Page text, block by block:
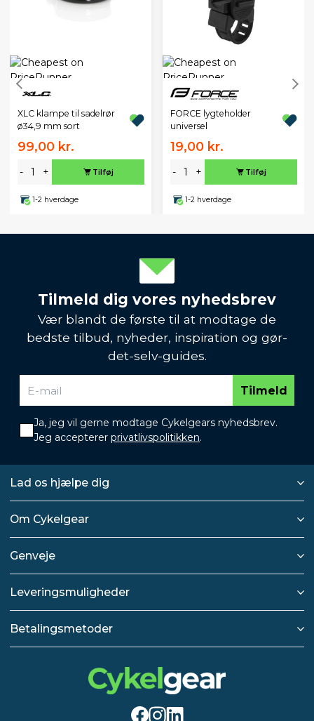
XLC klampe til sadelrør
ø34,9 mm sort
99,00 kr.
- + Tilføj
1-2 hverdage
FORCE lygteholder
universel
19,00 kr.
- + Tilføj
1-2 hverdage
Tilmeld dig vores nyhedsbrev
Vær blandt de første til at modtage de
bedste tilbud, nyheder, inspiration og gør-
det-selv-guides.
Tilmeld
Ja, jeg vil gerne modtage Cykelgears nyhedsbrev.
Jeg accepterer privatlivspolitikken.
Lad os hjælpe dig
Om Cykelgear
Genveje
Leveringsmuligheder
Betalingsmetoder